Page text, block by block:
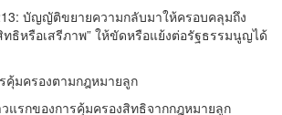
บัญญัติขยายความกลับมาให้ครอบคลุมถึง
ทธิหรือเสรีภาพ” ให้ขัดหรือแย้งต่อรัฐธรรมนูญได้
คุ้มครองตามกฎหมายลูก
แรกของการคุ้มครองสิทธิจากกฎหมายลูก